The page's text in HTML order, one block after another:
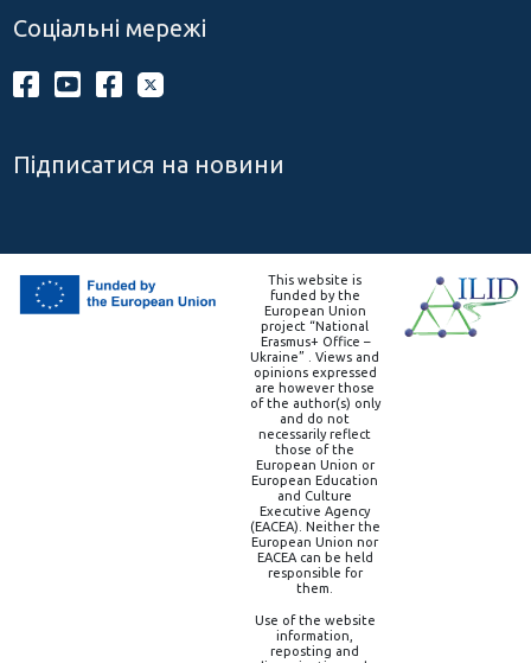
Соціальні мережі
Підписатися на новини
This website is
funded by the
European Union
project “National
Erasmus+ Office –
Ukraine” . Views and
opinions expressed
are however those
of the author(s) only
and do not
necessarily reflect
those of the
European Union or
European Education
and Culture
Executive Agency
(EACEA). Neither the
European Union nor
EACEA can be held
responsible for
them.
Use of the website
information,
reposting and